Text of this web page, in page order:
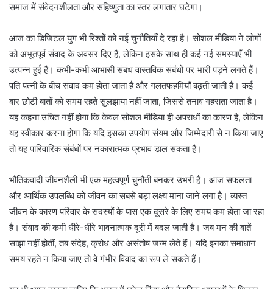
समाज में संवेदनशीलता और सहिष्णुता का स्तर लगातार घटेगा।
आज का डिजिटल युग भी रिश्तों को नई चुनौतियाँ दे रहा है। सोशल मीडिया ने लोगों
को अभूतपूर्व संवाद के अवसर दिए हैं, लेकिन इसके साथ ही कई नई समस्याएँ भी
उत्पन्न हुई हैं। कभी-कभी आभासी संबंध वास्तविक संबंधों पर भारी पड़ने लगते हैं।
पति पत्नी के बीच संवाद कम होता जाता है और गलतफहमियाँ बढ़ती जाती हैं। कई
बार छोटी बातों को समय रहते सुलझाया नहीं जाता, जिससे तनाव गहराता जाता है।
यह कहना उचित नहीं होगा कि केवल सोशल मीडिया ही अपराधों का कारण है, लेकिन
यह स्वीकार करना होगा कि यदि इसका उपयोग संयम और जिम्मेदारी से न किया जाए
तो यह पारिवारिक संबंधों पर नकारात्मक प्रभाव डाल सकता है।
भौतिकवादी जीवनशैली भी एक महत्वपूर्ण चुनौती बनकर उभरी है। आज सफलता
और आर्थिक उपलब्धि को जीवन का सबसे बड़ा लक्ष्य माना जाने लगा है। व्यस्त
जीवन के कारण परिवार के सदस्यों के पास एक दूसरे के लिए समय कम होता जा रहा
है। संवाद की कमी धीरे-धीरे भावनात्मक दूरी में बदल जाती है। जब मन की बातें
साझा नहीं होतीं, तब संदेह, क्रोध और असंतोष जन्म लेते हैं। यदि इनका समाधान
समय रहते न किया जाए तो वे गंभीर विवाद का रूप ले सकते हैं।